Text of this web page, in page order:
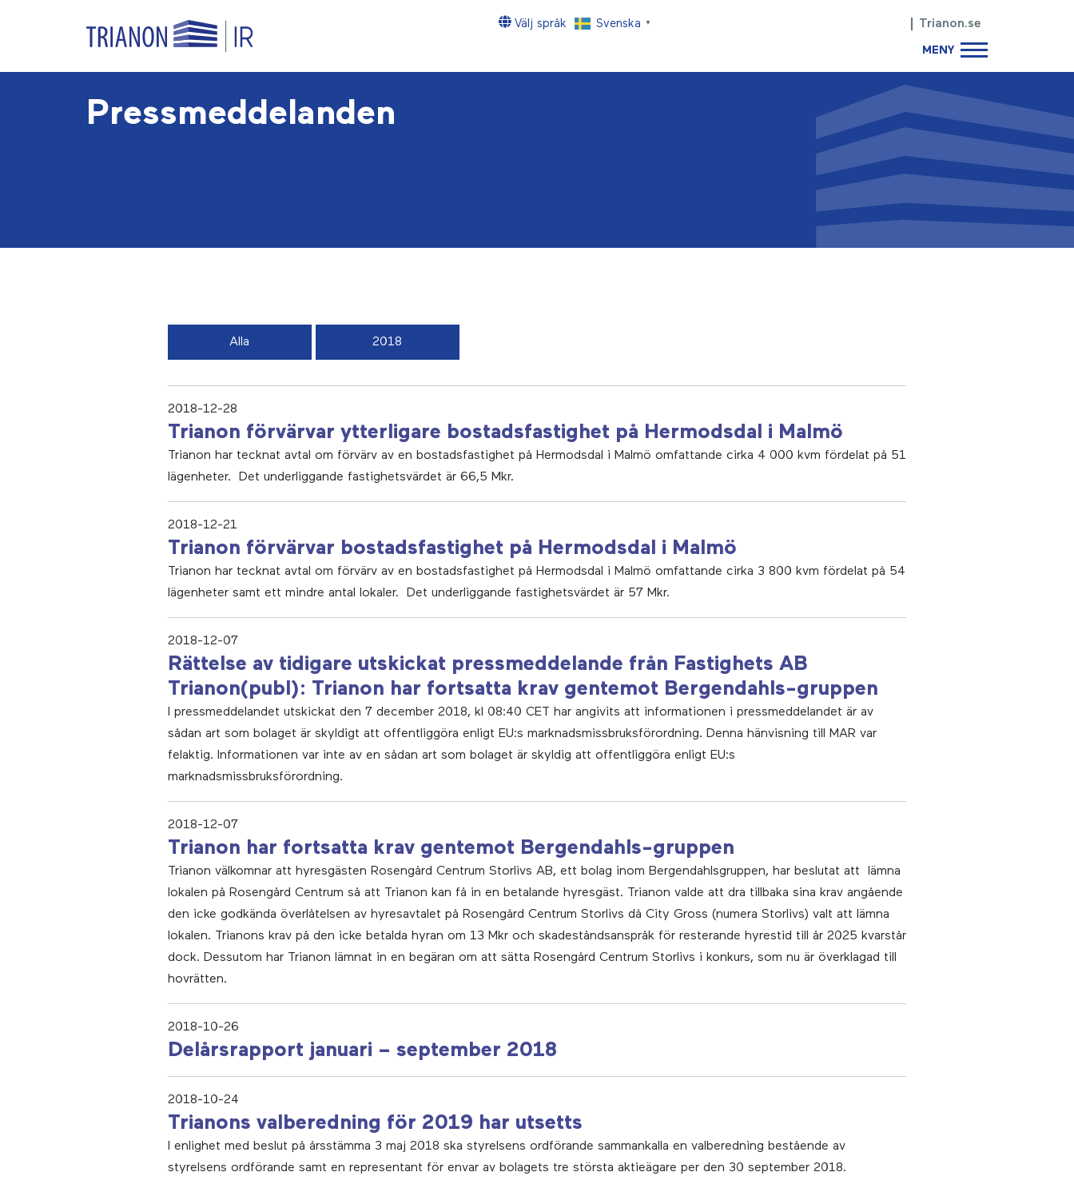
Välj språk Svenska ▼ Trianon.se
MENY
Pressmeddelanden
Alla 2018
2018-12-28
Trianon förvärvar ytterligare bostadsfastighet på Hermodsdal i Malmö
Trianon har tecknat avtal om förvärv av en bostadsfastighet på Hermodsdal i Malmö omfattande cirka 4 000 kvm fördelat på 51
lägenheter. Det underliggande fastighetsvärdet är 66,5 Mkr.
2018-12-21
Trianon förvärvar bostadsfastighet på Hermodsdal i Malmö
Trianon har tecknat avtal om förvärv av en bostadsfastighet på Hermodsdal i Malmö omfattande cirka 3 800 kvm fördelat på 54
lägenheter samt ett mindre antal lokaler. Det underliggande fastighetsvärdet är 57 Mkr.
2018-12-07
Rättelse av tidigare utskickat pressmeddelande från Fastighets AB
Trianon(publ): Trianon har fortsatta krav gentemot Bergendahls-gruppen
I pressmeddelandet utskickat den 7 december 2018, kl 08:40 CET har angivits att informationen i pressmeddelandet är av
sådan art som bolaget är skyldigt att offentliggöra enligt EU:s marknadsmissbruksförordning. Denna hänvisning till MAR var
felaktig. Informationen var inte av en sådan art som bolaget är skyldig att offentliggöra enligt EU:s
marknadsmissbruksförordning.
2018-12-07
Trianon har fortsatta krav gentemot Bergendahls-gruppen
Trianon välkomnar att hyresgästen Rosengård Centrum Storlivs AB, ett bolag inom Bergendahlsgruppen, har beslutat att lämna
lokalen på Rosengård Centrum så att Trianon kan få in en betalande hyresgäst. Trianon valde att dra tillbaka sina krav angående
den icke godkända överlåtelsen av hyresavtalet på Rosengård Centrum Storlivs då City Gross (numera Storlivs) valt att lämna
lokalen. Trianons krav på den icke betalda hyran om 13 Mkr och skadeståndsanspråk för resterande hyrestid till år 2025 kvarstår
dock. Dessutom har Trianon lämnat in en begäran om att sätta Rosengård Centrum Storlivs i konkurs, som nu är överklagad till
hovrätten.
2018-10-26
Delårsrapport januari – september 2018
2018-10-24
Trianons valberedning för 2019 har utsetts
I enlighet med beslut på årsstämma 3 maj 2018 ska styrelsens ordförande sammankalla en valberedning bestående av
styrelsens ordförande samt en representant för envar av bolagets tre största aktieägare per den 30 september 2018.